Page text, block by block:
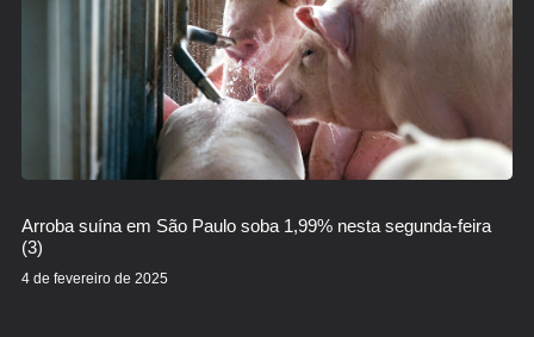
Arroba suína em São Paulo soba 1,99% nesta segunda-feira
(3)
4 de fevereiro de 2025